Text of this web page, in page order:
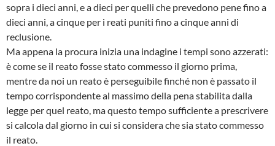
sopra i dieci anni, e a dieci per quelli che prevedono pene fino a
dieci anni, a cinque per i reati puniti fino a cinque anni di
reclusione.
Ma appena la procura inizia una indagine i tempi sono azzerati:
è come se il reato fosse stato commesso il giorno prima,
mentre da noi un reato è perseguibile finché non è passato il
tempo corrispondente al massimo della pena stabilita dalla
legge per quel reato, ma questo tempo sufficiente a prescrivere
si calcola dal giorno in cui si considera che sia stato commesso
il reato.